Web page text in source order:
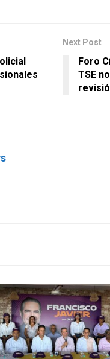
Next Post
Foro
TSE